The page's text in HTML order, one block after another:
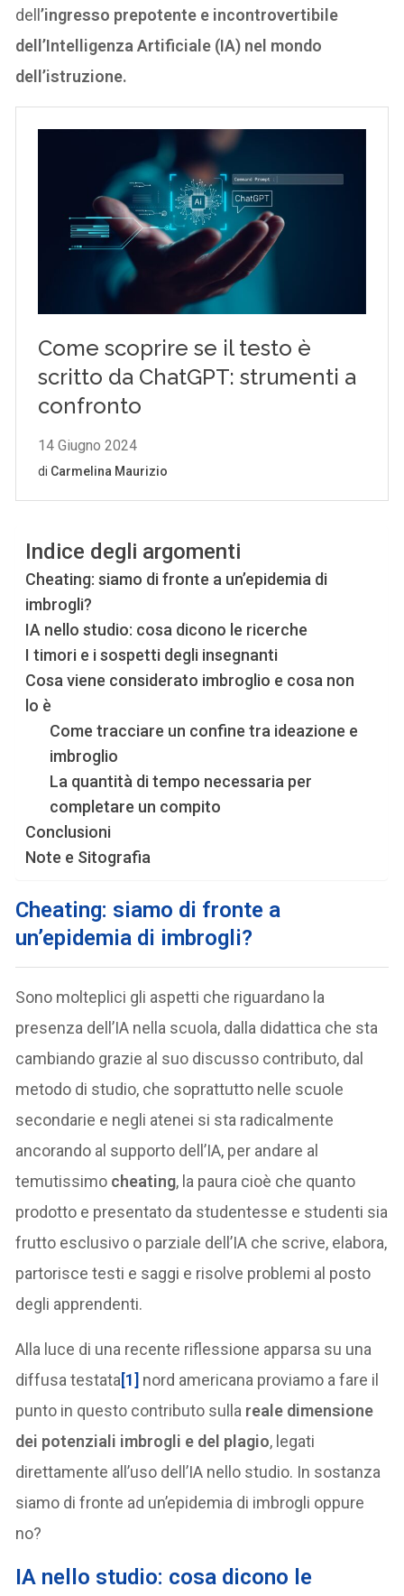
dell’ingresso prepotente e incontrovertibile
dell’Intelligenza Artificiale (IA) nel mondo
dell’istruzione.
Indice degli argomenti
Cheating: siamo di fronte a un’epidemia di
imbrogli?
IA nello studio: cosa dicono le ricerche
I timori e i sospetti degli insegnanti
Cosa viene considerato imbroglio e cosa non
lo è
Come tracciare un confine tra ideazione e
imbroglio
La quantità di tempo necessaria per
completare un compito
Conclusioni
Note e Sitografia
Cheating: siamo di fronte a
un’epidemia di imbrogli?
Sono molteplici gli aspetti che riguardano la
presenza dell’IA nella scuola, dalla didattica che sta
cambiando grazie al suo discusso contributo, dal
metodo di studio, che soprattutto nelle scuole
secondarie e negli atenei si sta radicalmente
ancorando al supporto dell’IA, per andare al
temutissimo cheating, la paura cioè che quanto
prodotto e presentato da studentesse e studenti sia
frutto esclusivo o parziale dell’IA che scrive, elabora,
partorisce testi e saggi e risolve problemi al posto
degli apprendenti.
Alla luce di una recente riflessione apparsa su una
diffusa testata[1] nord americana proviamo a fare il
punto in questo contributo sulla reale dimensione
dei potenziali imbrogli e del plagio, legati
direttamente all’uso dell’IA nello studio. In sostanza
siamo di fronte ad un’epidemia di imbrogli oppure
no?
IA nello studio: cosa dicono le